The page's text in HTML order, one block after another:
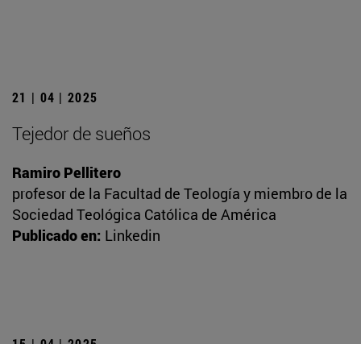
21 | 04 | 2025
Tejedor de sueños
Ramiro Pellitero
profesor de la Facultad de Teología y miembro de la
Sociedad Teológica Católica de América
Publicado en: Linkedin